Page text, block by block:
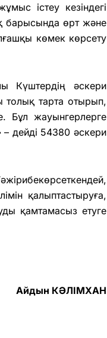
істеу кезіндегі
барысында өрт және
көмек көрсету
Күштердің әскери
толық тарта отырып,
Бұл жауынгерлерге
– дейді 54380 әскери
қалыптастыруға,
қамтамасыз етуге
Айдын КӘЛІМХАН